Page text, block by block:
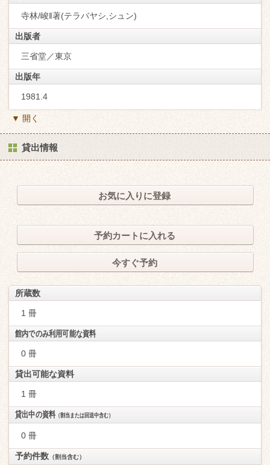
寺林/峻‖著(テラバヤシ,シュン)
出版者
三省堂／東京
出版年
1981.4
▼ 開く
貸出情報
お気に入りに登録
予約カートに入れる
今すぐ予約
所蔵数
1 冊
館内でのみ利用可能な資料
0 冊
貸出可能な資料
1 冊
貸出中の資料（割当または回送中含む）
0 冊
予約件数 （割当含む）